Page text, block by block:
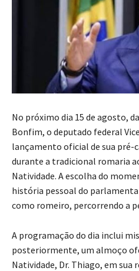
No próximo dia 15 de agosto,
Bonfim, o deputado federal
lançamento oficial de sua pré-
durante a tradicional romaria
Natividade. A escolha do
história pessoal do
como romeiro, percorrendo a
A programação do dia inclui
posteriormente, um almoço
Natividade, Dr. Thiago, em sua